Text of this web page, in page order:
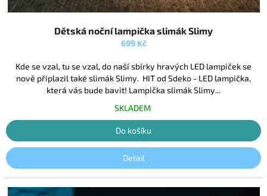
hodnocení
produktu
5,0
z
5
Dětská noční lampička slimák Slimy
699 Kč
Kde se vzal, tu se vzal, do naší sbírky hravých LED lampiček se
nově připlazil také slimák Slimy. HIT od Sdeko - LED lampička,
která vás bude bavit! Lampička slimák Slimy...
SKLADEM
Do košíku
Detail